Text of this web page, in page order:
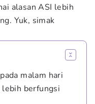
alasan ASI lebih
Yuk, simak
malam hari
lebih berfungsi